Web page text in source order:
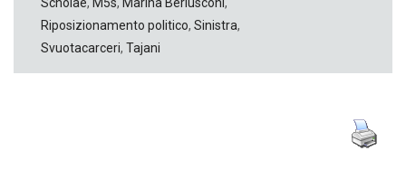
Riposizionamento politico, Sinistra,
Svuotacarceri, Tajani